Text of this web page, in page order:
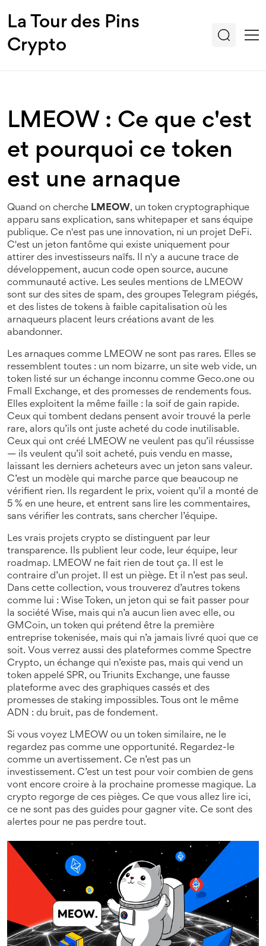
La Tour des Pins
Crypto
LMEOW : Ce que c'est
et pourquoi ce token
est une arnaque
Quand on cherche LMEOW, un token cryptographique
apparu sans explication, sans whitepaper et sans équipe
publique. Ce n'est pas une innovation, ni un projet DeFi.
C'est un jeton fantôme qui existe uniquement pour
attirer des investisseurs naïfs. Il n'y a aucune trace de
développement, aucun code open source, aucune
communauté active. Les seules mentions de LMEOW
sont sur des sites de spam, des groupes Telegram piégés,
et des listes de tokens à faible capitalisation où les
arnaqueurs placent leurs créations avant de les
abandonner.
Les arnaques comme LMEOW ne sont pas rares. Elles se
ressemblent toutes : un nom bizarre, un site web vide, un
token listé sur un échange inconnu comme Geco.one ou
Fmall Exchange, et des promesses de rendements fous.
Elles exploitent la même faille : la soif de gain rapide.
Ceux qui tombent dedans pensent avoir trouvé la perle
rare, alors qu’ils ont juste acheté du code inutilisable.
Ceux qui ont créé LMEOW ne veulent pas qu’il réussisse
— ils veulent qu’il soit acheté, puis vendu en masse,
laissant les derniers acheteurs avec un jeton sans valeur.
C’est un modèle qui marche parce que beaucoup ne
vérifient rien. Ils regardent le prix, voient qu’il a monté de
5 % en une heure, et entrent sans lire les commentaires,
sans vérifier les contrats, sans chercher l’équipe.
Les vrais projets crypto se distinguent par leur
transparence. Ils publient leur code, leur équipe, leur
roadmap. LMEOW ne fait rien de tout ça. Il est le
contraire d’un projet. Il est un piège. Et il n’est pas seul.
Dans cette collection, vous trouverez d’autres tokens
comme lui : Wise Token, un jeton qui se fait passer pour
la société Wise, mais qui n’a aucun lien avec elle, ou
GMCoin, un token qui prétend être la première
entreprise tokenisée, mais qui n’a jamais livré quoi que ce
soit. Vous verrez aussi des plateformes comme Spectre
Crypto, un échange qui n’existe pas, mais qui vend un
token appelé SPR, ou Triunits Exchange, une fausse
plateforme avec des graphiques cassés et des
promesses de staking impossibles. Tous ont le même
ADN : du bruit, pas de fondement.
Si vous voyez LMEOW ou un token similaire, ne le
regardez pas comme une opportunité. Regardez-le
comme un avertissement. Ce n’est pas un
investissement. C’est un test pour voir combien de gens
vont encore croire à la prochaine promesse magique. La
crypto regorge de ces pièges. Ce que vous allez lire ici,
ce ne sont pas des guides pour gagner vite. Ce sont des
alertes pour ne pas perdre tout.